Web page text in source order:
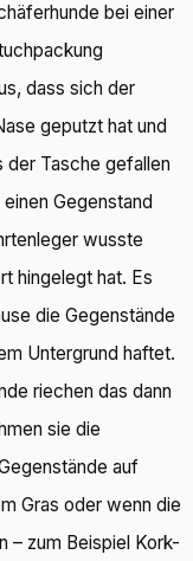
bei einer
dass sich der
geputzt hat und
der Tasche gefallen
Gegenstand
wusste
hingelegt hat. Es
die Gegenstände
Untergrund haftet.
riechen das dann
sie die
auf
Gras oder wenn die
– zum Beispiel Kork-